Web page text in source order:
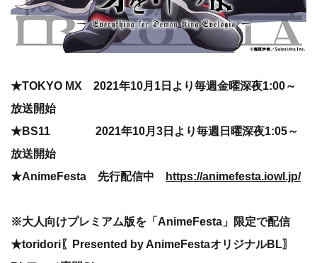
★TOKYO MX 2021年10月1日より毎週金曜深夜1:00～
放送開始
★BS11 2021年10月3日より毎週日曜深夜1:05～
放送開始
★AnimeFesta 先行配信中 https://animefesta.iowl.jp/
※大人向けプレミアム版を「AnimeFesta」限定で配信
★toridori〖Presented by AnimeFestaオリジナルBL〗